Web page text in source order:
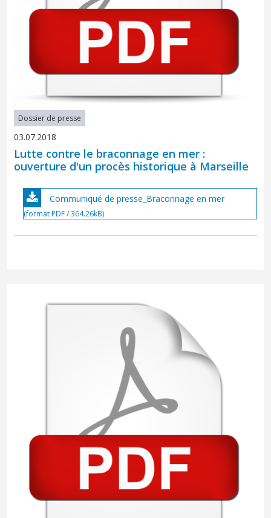
Dossier de presse
03.07.2018
Lutte contre le braconnage en mer :
ouverture d'un procès historique à Marseille
Communiqué de presse_Braconnage en mer
(format PDF / 364.26kB)